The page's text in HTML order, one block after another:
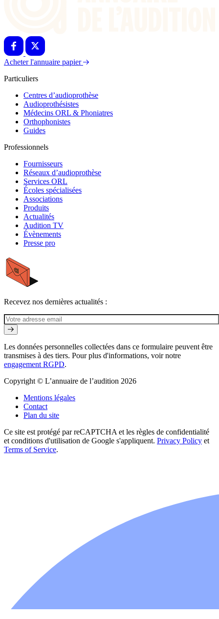
Acheter l'annuaire papier
Particuliers
Centres d’audioprothèse
Audioprothésistes
Médecins ORL & Phoniatres
Orthophonistes
Guides
Professionnels
Fournisseurs
Réseaux d’audioprothèse
Services ORL
Écoles spécialisées
Associations
Produits
Actualités
Audition TV
Évènements
Presse pro
Recevez nos dernières actualités :
Les données personnelles collectées dans ce formulaire peuvent être
transmises à des tiers. Pour plus d'informations, voir notre
engagement RGPD.
Copyright © L’annuaire de l’audition 2026
Mentions légales
Contact
Plan du site
Ce site est protégé par reCAPTCHA et les règles de confidentialité
et conditions d'utilisation de Google s'appliquent. Privacy Policy et
Terms of Service.